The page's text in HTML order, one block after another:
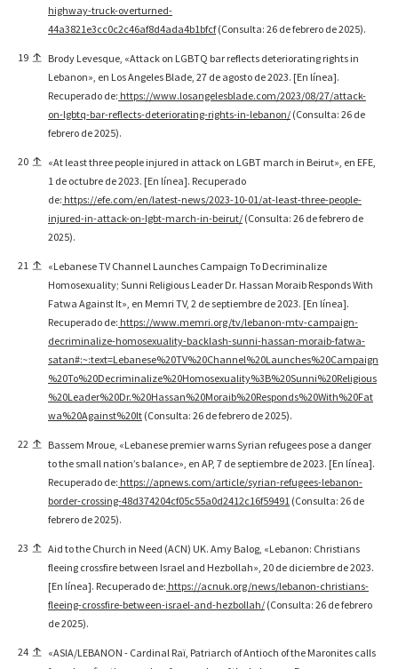
highway-truck-overturned-
44a3821e3cc0c2c46af8d4ada4b1bfcf(Consulta: 26 de febrero de 2025).
19
Brody Levesque, «Attack on LGBTQ bar reflects deteriorating rights in
Lebanon», en Los Angeles Blade, 27 de agosto de 2023. [En línea].
Recuperado de: https://www.losangelesblade.com/2023/08/27/attack-
on-lgbtq-bar-reflects-deteriorating-rights-in-lebanon/ (Consulta: 26 de
febrero de 2025).
20
«At least three people injured in attack on LGBT march in Beirut», en EFE,
1 de octubre de 2023. [En línea]. Recuperado
de: https://efe.com/en/latest-news/2023-10-01/at-least-three-people-
injured-in-attack-on-lgbt-march-in-beirut/ (Consulta: 26 de febrero de
2025).
21
«Lebanese TV Channel Launches Campaign To Decriminalize
Homosexuality; Sunni Religious Leader Dr. Hassan Moraib Responds With
Fatwa Against It», en Memri TV, 2 de septiembre de 2023. [En línea].
Recuperado de: https://www.memri.org/tv/lebanon-mtv-campaign-
decriminalize-homosexuality-backlash-sunni-hassan-moraib-fatwa-
satan#:~:text=Lebanese%20TV%20Channel%20Launches%20Campaign
%20To%20Decriminalize%20Homosexuality%3B%20Sunni%20Religious
%20Leader%20Dr.%20Hassan%20Moraib%20Responds%20With%20Fat
wa%20Against%20It (Consulta: 26 de febrero de 2025).
22
Bassem Mroue, «Lebanese premier warns Syrian refugees pose a danger
to the small nation’s balance», en AP, 7 de septiembre de 2023. [En línea].
Recuperado de: https://apnews.com/article/syrian-refugees-lebanon-
border-crossing-48d374204cf05c55a0d2412c16f59491 (Consulta: 26 de
febrero de 2025).
23
Aid to the Church in Need (ACN) UK. Amy Balog, «Lebanon: Christians
fleeing crossfire between Israel and Hezbollah», 20 de diciembre de 2023.
[En línea]. Recuperado de: https://acnuk.org/news/lebanon-christians-
fleeing-crossfire-between-israel-and-hezbollah/ (Consulta: 26 de febrero
de 2025).
24
«ASIA/LEBANON - Cardinal Raï, Patriarch of Antioch of the Maronites calls